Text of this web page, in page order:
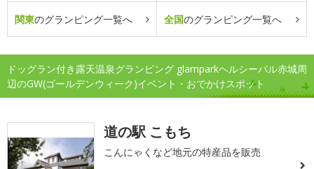
関東のグランピング一覧へ 全国のグランピング一覧へ
ドッグラン付き露天温泉グランピング glamparkヘルシーパル赤城周
辺のGW(ゴールデンウィーク)イベント・おでかけスポット
道の駅 こもち
こんにゃくなど地元の特産品を販売